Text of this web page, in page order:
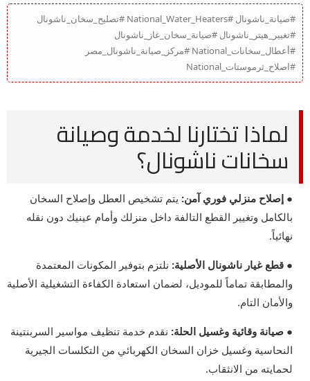
#صيانة_ناشونال #National_Water_Heaters #تصليح_سخان_ناشونال
#تغيير_هيتر_ناشونال #صيانة_سخان_غاز_ناشونال
#أعطال_سخانات_National #مركز_صيانة_ناشونال_مصر
#اصلاح_ثرموستات_National
لماذا تختارنا لخدمة وصيانة
سخانات ناشونال؟
● إصلاح منزلي فوري آمن: يتم تشخيص العطل وإصلاح السخان
بالكامل وتغيير القطع التالفة داخل منزلك وأمام عينيك دون نقله
نهائياً.
● قطع غيار ناشونال الأصلية: نلتزم بتوفير المكونات المعتمدة
والمطابقة تماماً للموديل، لضمان استعادة الكفاءة التشغيلية الأصلية
والأمان التام.
● صيانة وقائية وغسيل الحلة: نقدم خدمة تنظيف مواسير السربنتينة
النحاسية وغسيل خزان السخان الكهربائي من التكلسات الجيرية
لحمايته من الانثقاب.